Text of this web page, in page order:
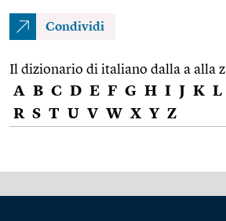
Condividi
Il dizionario di italiano dalla a alla z
A B C D E F G H I J K L
R S T U V W X Y Z